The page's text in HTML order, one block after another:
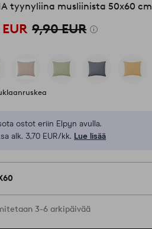
tyynyliina musliinista 50x60 cm
9,90 EUR
ostot eriin Elpyn avulla.
alk. 3,70 EUR/kk. Lue lisää
3-6 arkipäivää